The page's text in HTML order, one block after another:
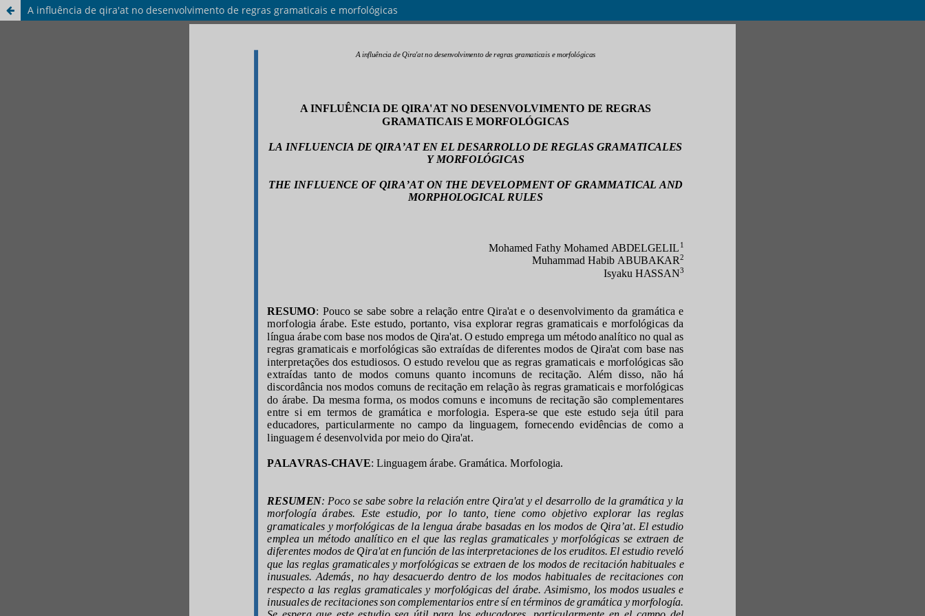
A influência de qira'at no desenvolvimento de regras gramaticais e morfológicas